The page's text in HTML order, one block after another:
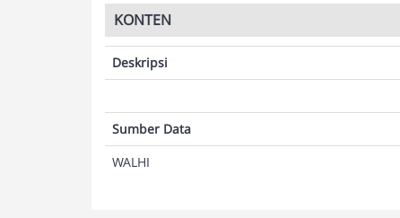
KONTEN
Deskripsi
Sumber Data
WALHI